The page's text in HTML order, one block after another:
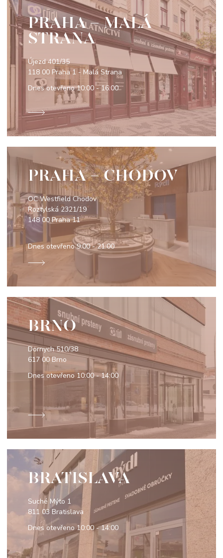
PRAHA - MALÁ
STRANA
Újezd 401/35
118 00 Praha 1 - Malá Strana
Dnes otevřeno10:00 - 16:00
PRAHA - CHODOV
OC Westfield Chodov
Roztylská 2321/19
148 00 Praha 11
Dnes otevřeno9:00 - 21:00
BRNO
Dornych 510/38
617 00 Brno
Dnes otevřeno10:00 - 14:00
BRATISLAVA
Suché Mýto 1
811 03 Bratislava
Dnes otevřeno10:00 - 14:00